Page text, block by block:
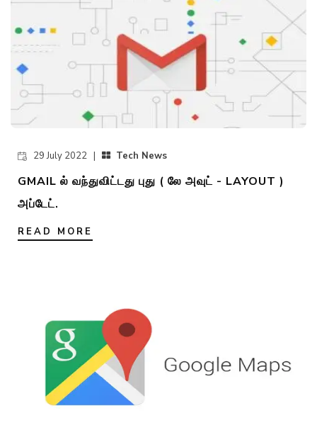
29 July 2022 | Tech News
GMAIL ல் வந்துவிட்டது புது ( லே அவுட் - LAYOUT )
அப்டேட்.
READ MORE